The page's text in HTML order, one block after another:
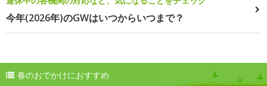
今年(2026年)のGWはいつからいつまで？
春のおでかけにおすすめ